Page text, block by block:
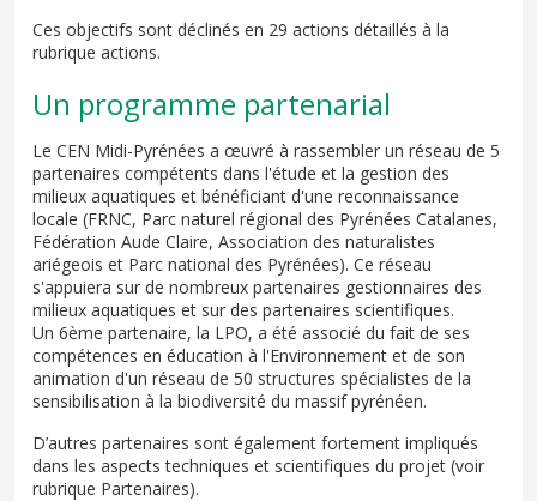
Ces objectifs sont déclinés en 29 actions détaillés à la
rubrique actions.
Un programme partenarial
Le CEN Midi-Pyrénées a œuvré à rassembler un réseau de 5
partenaires compétents dans l'étude et la gestion des
milieux aquatiques et bénéficiant d'une reconnaissance
locale (FRNC, Parc naturel régional des Pyrénées Catalanes,
Fédération Aude Claire, Association des naturalistes
ariégeois et Parc national des Pyrénées). Ce réseau
s'appuiera sur de nombreux partenaires gestionnaires des
milieux aquatiques et sur des partenaires scientifiques.
Un 6ème partenaire, la LPO, a été associé du fait de ses
compétences en éducation à l'Environnement et de son
animation d'un réseau de 50 structures spécialistes de la
sensibilisation à la biodiversité du massif pyrénéen.
D’autres partenaires sont également fortement impliqués
dans les aspects techniques et scientifiques du projet (voir
rubrique Partenaires).